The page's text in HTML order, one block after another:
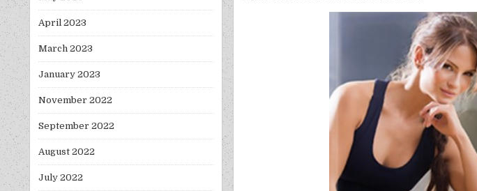
April 2023
March 2023
January 2023
November 2022
September 2022
August 2022
July 2022